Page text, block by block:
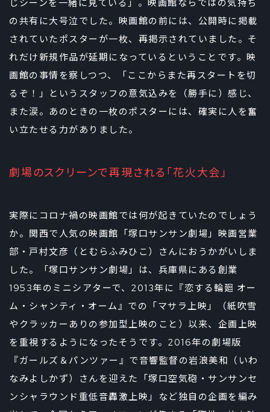
じシーンを一緒に見ている」。映画館ならではの気持ち
の共有に大号泣でした。映画館の前には、公開時に掲載
されていたポスターが一枚、再掲示されていました。そ
れだけ新規作品が延期になっているということです。映
画館の事情を察しつつ、「ここからまた再スタートを切
るぞ！」というスタッフの意気込みを（勝手に）感じ、
また涙。あのときの一枚のポスターには、確実に人を奮
い立たせる力がありました。
劇場のスクリーンで再現される「花火大会」
実際にコロナ禍の映画館では何が起きていたのでしょう
か。関西で人気の映画館「塚口サンサン劇場」映画営業
部・戸村文彦（とむらふみひこ）さんにおうかがいしま
した。「塚口サンサン劇場」は、兵庫県にある創業
1953年のミニシアターで、2013年に『恋する輪廻 オー
ム・シャンティ・オーム』での「マサラ上映」（紙吹雪
やクラッカーありの参加型上映のこと）以来、企画上映
を重視するようになったそうです。2016年の劇場版
『ガールズ＆パンツァー』で音響監督の岩浪美和（いわ
なみよしかず）さんを迎えた「塚口空気砲・サンサンセ
ンシャラウンド重低音轟激上映」など独自の企画を編み